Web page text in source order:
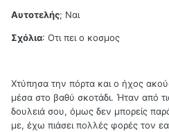
Αυτοτελής; Ναι
Σχόλια: Οτι πει ο κοσμος
Χτύπησα την πόρτα και ο ήχος
μέσα στο βαθύ σκοτάδι. Ήταν από
δουλειά σου, όμως δεν μπορείς
με, έχω πιάσει πολλές φορές τον